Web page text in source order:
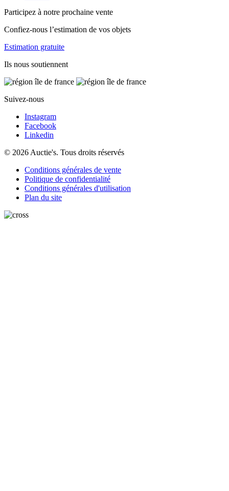
Participez à notre prochaine vente
Confiez-nous l’estimation de vos objets
Estimation gratuite
Ils nous soutiennent
Suivez-nous
Instagram
Facebook
Linkedin
© 2026 Auctie's. Tous droits réservés
Conditions générales de vente
Politique de confidentialité
Conditions générales d'utilisation
Plan du site